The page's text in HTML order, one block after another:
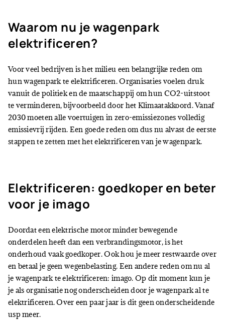
Waarom nu je wagenpark
elektrificeren?
Voor veel bedrijven is het milieu een belangrijke reden om
hun wagenpark te elektrificeren. Organisaties voelen druk
vanuit de politiek en de maatschappij om hun CO2-uitstoot
te verminderen, bijvoorbeeld door het Klimaatakkoord. Vanaf
2030 moeten alle voertuigen in zero-emissiezones volledig
emissievrij rijden. Een goede reden om dus nu alvast de eerste
stappen te zetten met het elektrificeren van je wagenpark.
Elektrificeren: goedkoper en beter
voor je imago
Doordat een elektrische motor minder bewegende
onderdelen heeft dan een verbrandingsmotor, is het
onderhoud vaak goedkoper. Ook hou je meer restwaarde over
en betaal je geen wegenbelasting. Een andere reden om nu al
je wagenpark te elektrificeren: imago. Op dit moment kun je
je als organisatie nog onderscheiden door je wagenpark al te
elektrificeren. Over een paar jaar is dit geen onderscheidende
usp meer.